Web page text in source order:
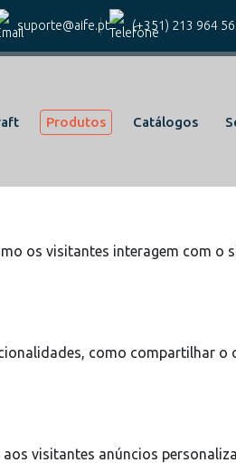
para este
e funcionais, para lhe
os visitantes interagem com
como compartilhar
visitantes anúncios
suporte@aife.pt (+351) 213 964
Produtos Catálogos